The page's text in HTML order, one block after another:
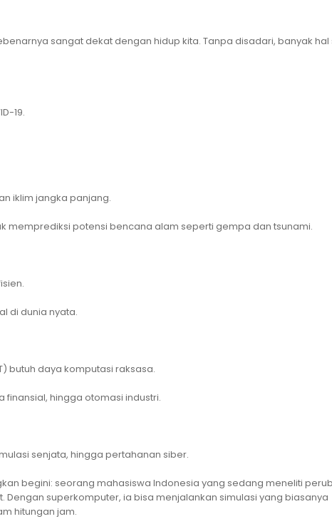
sangat dekat dengan hidup kita. Tanpa disadari, banyak
19.
iklim jangka panjang.
memprediksi potensi bencana alam seperti gempa dan tsunami.
di dunia nyata.
butuh daya komputasi raksasa.
finansial, hingga otomasi industri.
senjata, hingga pertahanan siber.
begini: seorang mahasiswa Indonesia yang sedang meneliti
Dengan superkomputer, ia bisa menjalankan simulasi yang biasanya
hitungan jam.